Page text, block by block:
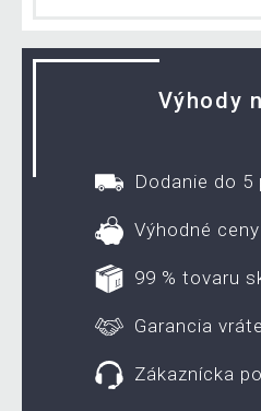
Výhody
Dodanie do
Výhodné ceny
99 % tovaru
Garancia
Zákaznícka